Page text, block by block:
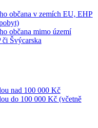
občana v zemích EU, EHP
občana mimo území
Švýcarska
nad 100 000 Kč
do 100 000 Kč (včetně